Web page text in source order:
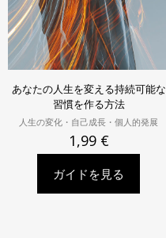
あなたの人生を変える持続可能な
習慣を作る方法
人生の変化・自己成長・個人的発展
1,99 €
ガイドを見る